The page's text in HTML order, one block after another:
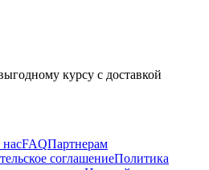
курсу с доставкой
FAQПартнерам
соглашениеПолитика